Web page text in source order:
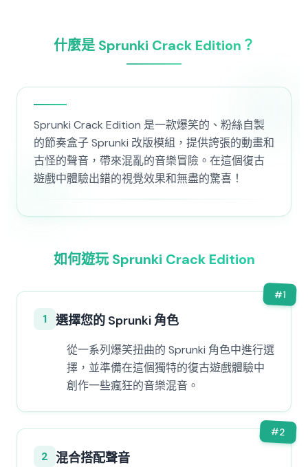
什麼是 Sprunki Crack Edition？
Sprunki Crack Edition 是一款爆笑的、粉絲自製
的節奏盒子 Sprunki 改版模組，提供誇張的動畫和
古怪的聲音，帶來混亂的音樂冒險。在這個復古
遊戲中體驗出錯的視覺效果和無盡的驚喜！
如何遊玩 Sprunki Crack Edition
#1
1 選擇您的 Sprunki 角色
從一系列爆笑扭曲的 Sprunki 角色中進行選
擇，並準備在這個獨特的復古遊戲體驗中
創作一些瘋狂的音樂混音。
#2
2 混合搭配聲音